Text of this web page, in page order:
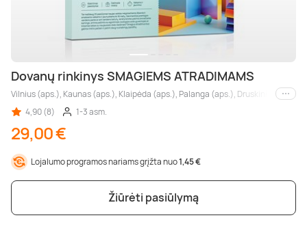
Dovanų rinkinys SMAGIEMS ATRADIMAMS
Vilnius (aps.), Kaunas (aps.), Klaipėda (aps.), Palanga (aps.), Druskininkai,Kiti
4,90 (8)
1-3 asm.
29,00 €
Lojalumo programos nariams grįžta nuo1,45 €
Žiūrėti pasiūlymą